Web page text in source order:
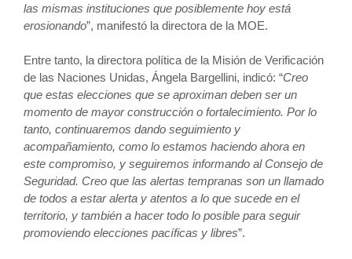
las mismas instituciones que posiblemente hoy está
erosionando”, manifestó la directora de la MOE.
Entre tanto, la directora política de la Misión de Verificación
de las Naciones Unidas, Ángela Bargellini, indicó: “Creo
que estas elecciones que se aproximan deben ser un
momento de mayor construcción o fortalecimiento. Por lo
tanto, continuaremos dando seguimiento y
acompañamiento, como lo estamos haciendo ahora en
este compromiso, y seguiremos informando al Consejo de
Seguridad. Creo que las alertas tempranas son un llamado
de todos a estar alerta y atentos a lo que sucede en el
territorio, y también a hacer todo lo posible para seguir
promoviendo elecciones pacíficas y libres”.